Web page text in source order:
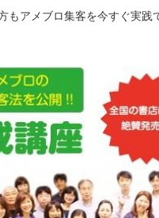
アメブロ集客を今すぐ実践